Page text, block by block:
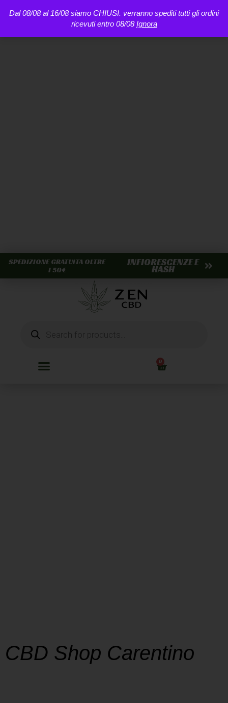
Dal 08/08 al 16/08 siamo CHIUSI. verranno spediti tutti gli ordini
ricevuti entro 08/08Ignora
SPEDIZIONE GRATUITA OLTRE
I 50€
INFIORESCENZE E
HASH
0
CBD Shop Carentino